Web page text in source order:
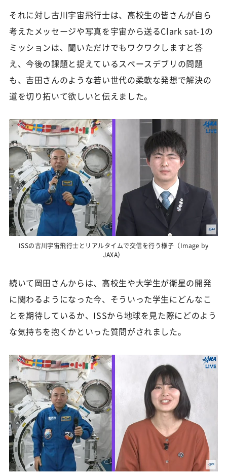
それに対し古川宇宙飛行士は、高校生の皆さんが自ら
考えたメッセージや写真を宇宙から送るClark sat-1の
ミッションは、聞いただけでもワクワクしますと答
え、今後の課題と捉えているスペースデブリの問題
も、吉田さんのような若い世代の柔軟な発想で解決の
道を切り拓いて欲しいと伝えました。
ISSの古川宇宙飛行士とリアルタイムで交信を行う様子（Image by
JAXA）
続いて岡田さんからは、高校生や大学生が衛星の開発
に関わるようになった今、そういった学生にどんなこ
とを期待しているか、ISSから地球を見た際にどのよう
な気持ちを抱くかといった質問がされました。